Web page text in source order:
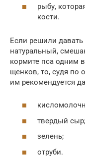
рыбу,
кости.
Если решили
натуральный,
кормите пса одним
щенков, то, судя по
им рекомендуется
твердый сыр;
зелень;
отруби.